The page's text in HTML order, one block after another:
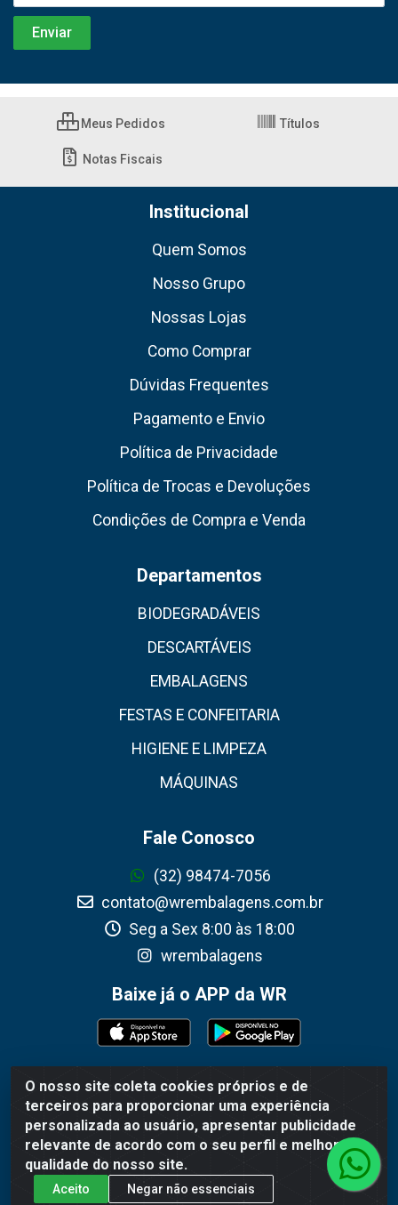
O nosso site coleta cookies próprios e de
terceiros para proporcionar uma experiência
personalizada ao usuário, apresentar publicidade
relevante de acordo com o seu perfil e melhorar a
qualidade do nosso site.
Aceito Negar não essenciais
Meus Pedidos Títulos
Notas Fiscais
Institucional
Quem Somos
Nosso Grupo
Nossas Lojas
Como Comprar
Dúvidas Frequentes
Pagamento e Envio
Política de Privacidade
Política de Trocas e Devoluções
Condições de Compra e Venda
Departamentos
BIODEGRADÁVEIS
DESCARTÁVEIS
EMBALAGENS
FESTAS E CONFEITARIA
HIGIENE E LIMPEZA
MÁQUINAS
Fale Conosco
(32) 98474-7056
contato@wrembalagens.com.br
Seg a Sex 8:00 às 18:00
wrembalagens
Baixe já o APP da WR
WR Embalagens - R. Cel. Teodoro Gomes de Araújo, 1360 -
Grogotó - Barbacena / MG - CEP 36202-628 - CNPJ
02.692.206/0001-55